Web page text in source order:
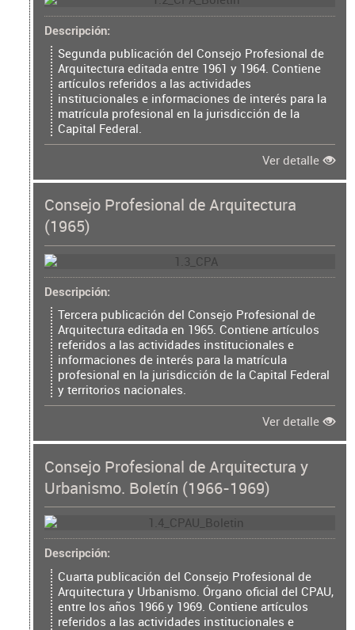
Descripción
Segunda publicación del Consejo Profesional de
Arquitectura editada entre 1961 y 1964. Contiene
artículos referidos a las actividades
institucionales e informaciones de interés para la
matrícula profesional en la jurisdicción de la
Capital Federal.
Ver detalle
Consejo Profesional de Arquitectura
(1965)
Descripción
Tercera publicación del Consejo Profesional de
Arquitectura editada en 1965. Contiene artículos
referidos a las actividades institucionales e
informaciones de interés para la matrícula
profesional en la jurisdicción de la Capital Federal
y territorios nacionales.
Ver detalle
Consejo Profesional de Arquitectura y
Urbanismo. Boletín (1966-1969)
Descripción
Cuarta publicación del Consejo Profesional de
Arquitectura y Urbanismo. Órgano oficial del CPAU,
entre los años 1966 y 1969. Contiene artículos
referidos a las actividades institucionales e